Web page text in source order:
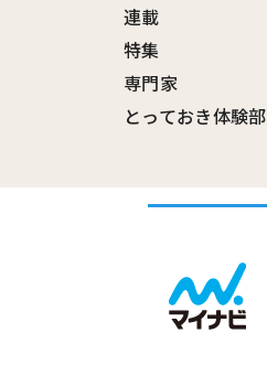
連載
特集
専門家
とっておき体験部